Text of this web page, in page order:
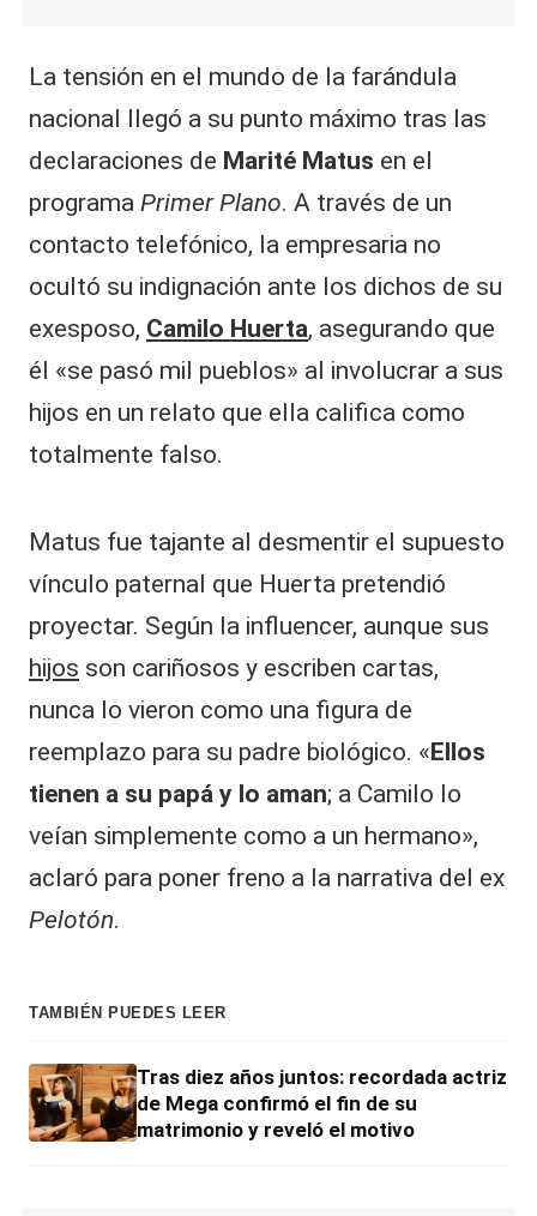
​La tensión en el mundo de la farándula
nacional llegó a su punto máximo tras las
declaraciones de Marité Matus en el
programa Primer Plano. A través de un
contacto telefónico, la empresaria no
ocultó su indignación ante los dichos de su
exesposo, Camilo Huerta, asegurando que
él «se pasó mil pueblos» al involucrar a sus
hijos en un relato que ella califica como
totalmente falso.
​Matus fue tajante al desmentir el supuesto
vínculo paternal que Huerta pretendió
proyectar. Según la influencer, aunque sus
hijos son cariñosos y escriben cartas,
nunca lo vieron como una figura de
reemplazo para su padre biológico. «Ellos
tienen a su papá y lo aman; a Camilo lo
veían simplemente como a un hermano»,
aclaró para poner freno a la narrativa del ex
Pelotón.
TAMBIÉN PUEDES LEER
Tras diez años juntos: recordada actriz
de Mega confirmó el fin de su
matrimonio y reveló el motivo